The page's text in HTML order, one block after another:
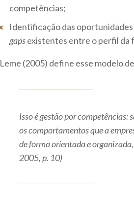
competências;
Identificação das
gapsexistentes entre o perfil da
Leme (2005) define esse modelo
Isso é gestão por competências:
os comportamentos que a
de forma orientada e
2005, p. 10)